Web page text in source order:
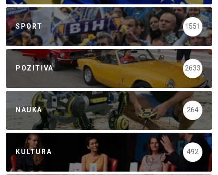
SPORT 1551
POZITIVA 2633
NAUKA 264
KULTURA 492